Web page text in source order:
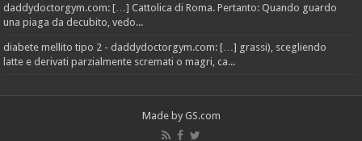
daddydoctorgym.com: […] Cattolica di Roma. Pertanto: Quando guardo
una piaga da decubito, vedo...
diabete mellito tipo 2 - daddydoctorgym.com: […] grassi), scegliendo
latte e derivati parzialmente scremati o magri, ca...
Made by GS.com